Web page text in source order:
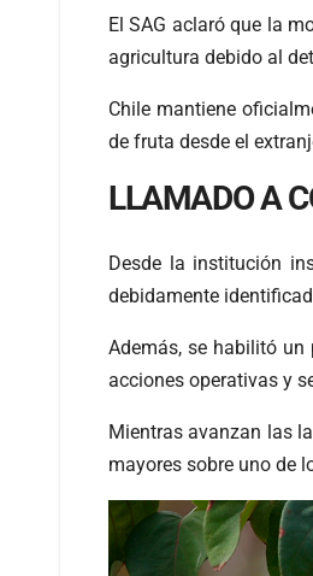
El SAG aclaró que la
agricultura debido al
Chile mantiene
de fruta desde el
LLAMADO A
Desde la institución
debidamente
Además, se habilitó
acciones operativas y
Mientras avanzan las
mayores sobre uno de